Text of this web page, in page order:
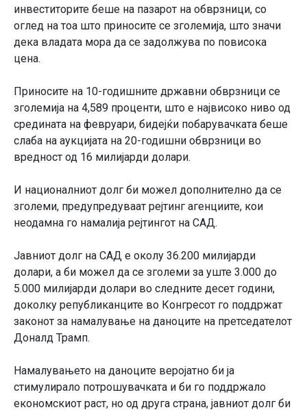
инвеститорите беше на пазарот на обврзници, со
оглед на тоа што приносите се зголемија, што значи
дека владата мора да се задолжува по повисока
цена.
Приносите на 10-годишните државни обврзници се
зголемија на 4,589 проценти, што е највисоко ниво од
средината на февруари, бидејќи побарувачката беше
слаба на аукцијата на 20-годишни обврзници во
вредност од 16 милијарди долари.
И националниот долг би можел дополнително да се
зголеми, предупредуваат рејтинг агенциите, кои
неодамна го намалија рејтингот на САД.
Јавниот долг на САД е околу 36.200 милијарди
долари, а би можел да се зголеми за уште 3.000 до
5.000 милијарди долари во следните десет години,
доколку републиканците во Конгресот го поддржат
законот за намалување на даноците на претседателот
Доналд Трамп.
Намалувањето на даноците веројатно би ја
стимулирало потрошувачката и би го поддржало
економскиот раст, но од друга страна, јавниот долг би